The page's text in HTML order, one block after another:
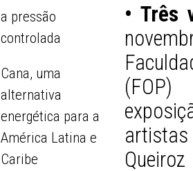
a pressão
controlada
Cana, uma
alternativa
energética para a
América Latina e
Caribe
• Três